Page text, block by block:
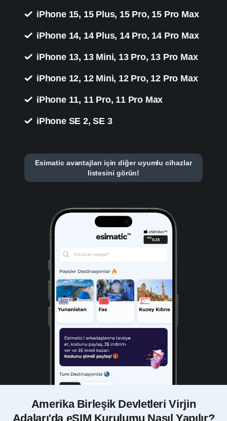
iPhone 15, 15 Plus, 15 Pro, 15 Pro Max
iPhone 14, 14 Plus, 14 Pro, 14 Pro Max
iPhone 13, 13 Mini, 13 Pro, 13 Pro Max
iPhone 12, 12 Mini, 12 Pro, 12 Pro Max
iPhone 11, 11 Pro, 11 Pro Max
iPhone SE 2, SE 3
Esimatic avantajları için diğer uyumlu cihazlar
listesini görün!
Amerika Birleşik Devletleri Virjin
Adaları'da eSIM Kurulumu Nasıl Yapılır?